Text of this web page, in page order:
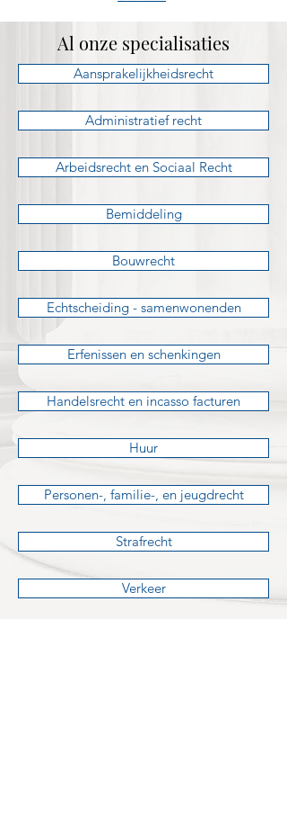
Al onze specialisaties
Aansprakelijkheidsrecht
Administratief recht
Arbeidsrecht en Sociaal Recht
Bemiddeling
Bouwrecht
Echtscheiding - samenwonenden
Erfenissen en schenkingen
Handelsrecht en incasso facturen
Huur
Personen-, familie-, en jeugdrecht
Strafrecht
Verkeer